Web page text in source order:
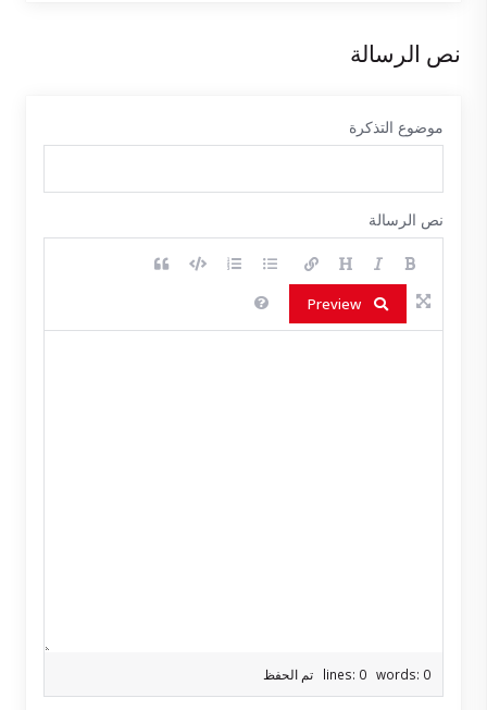
نص الرسالة
موضوع التذكرة
نص الرسالة
Preview
lines: 0 words: 0 تم الحفظ